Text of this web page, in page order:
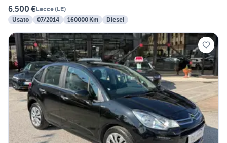
6.500 €Lecce(LE)
Usato
07/2014 160000 Km Diesel